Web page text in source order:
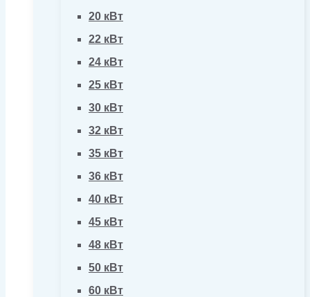
20 кВт
22 кВт
24 кВт
25 кВт
30 кВт
32 кВт
35 кВт
36 кВт
40 кВт
45 кВт
48 кВт
50 кВт
60 кВт